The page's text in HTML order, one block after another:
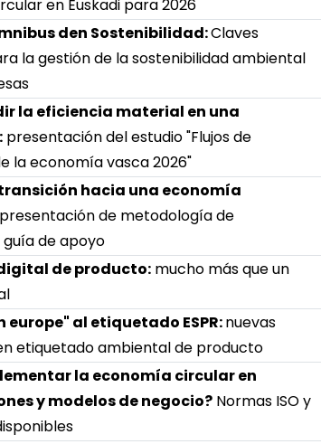
en Euskadi para 2026
den Sostenibilidad:Claves
la gestión de la sostenibilidad ambiental
la eficiencia material en una
presentación del estudio "Flujos de
la economía vasca 2026"
hacia una economía
presentación de metodología de
de apoyo
de producto: mucho más que un
europe" al etiquetado ESPR:nuevas
etiquetado ambiental de producto
la economía circular en
y modelos de negocio? Normas ISO y